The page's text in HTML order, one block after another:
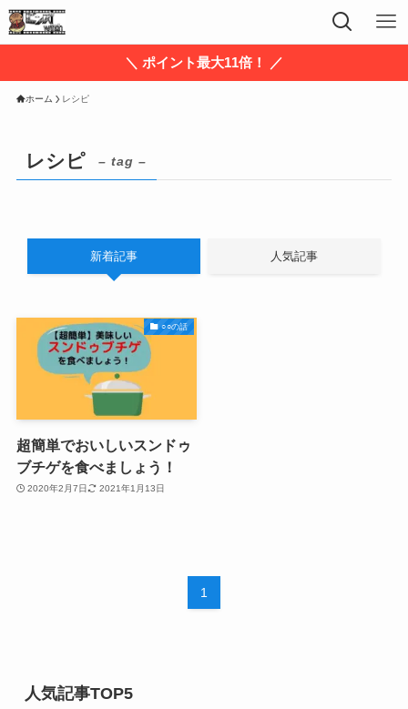
＼ ポイント最大11倍！ ／
ホーム レシピ
レシピ – tag –
新着記事 人気記事
○○の話
超簡単でおいしいスンドゥ
ブチゲを食べましょう！
2020年2月7日 2021年1月13日
1
人気記事TOP5